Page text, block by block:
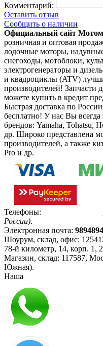
Комментарий:
Оставить отзыв
Сообщить о наличии
Официальный сайт
розничная и оптовая
лодочные моторы,
снегоходы, мотоблоки,
электрогенераторы и
и квадроциклы (ATV)
производителей!
можете купить в кредит
Быстрая доставка по
бесплатно! У нас Вы всегда
брендов: Yamaha, Tohatsu,
др. Широко представлена
производителей, а также
Pro и др.
Телефоны:
России).
Электронная почта:
Шоурум, склад, офис:
78-й километр, 14, корп. 1,
Магазин, склад: 117587,
Южная).
Наша